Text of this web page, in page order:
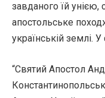
завданого їй
апостольське
українській землі.
“Святий Апостол